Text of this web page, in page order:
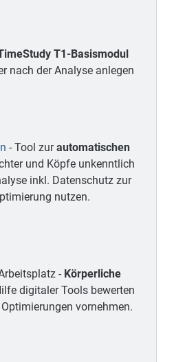
T1-Basismodul
nach der Analyse anlegen
- Tool zurautomatischen
und Köpfe unkenntlich
inkl. Datenschutz zur
nutzen.
- Körperliche
digitaler Tools bewerten
vornehmen.